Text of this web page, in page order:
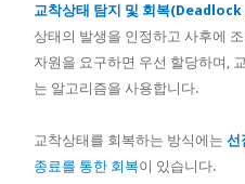
교착상태 탐지 및 회복
상태의 발생을 인정하고 사후에
자원을 요구하면 우선 할당하며,
는 알고리즘을 사용합니다.
교착상태를 회복하는 방식에는 선
종료를 통한 회복이 있습니다.